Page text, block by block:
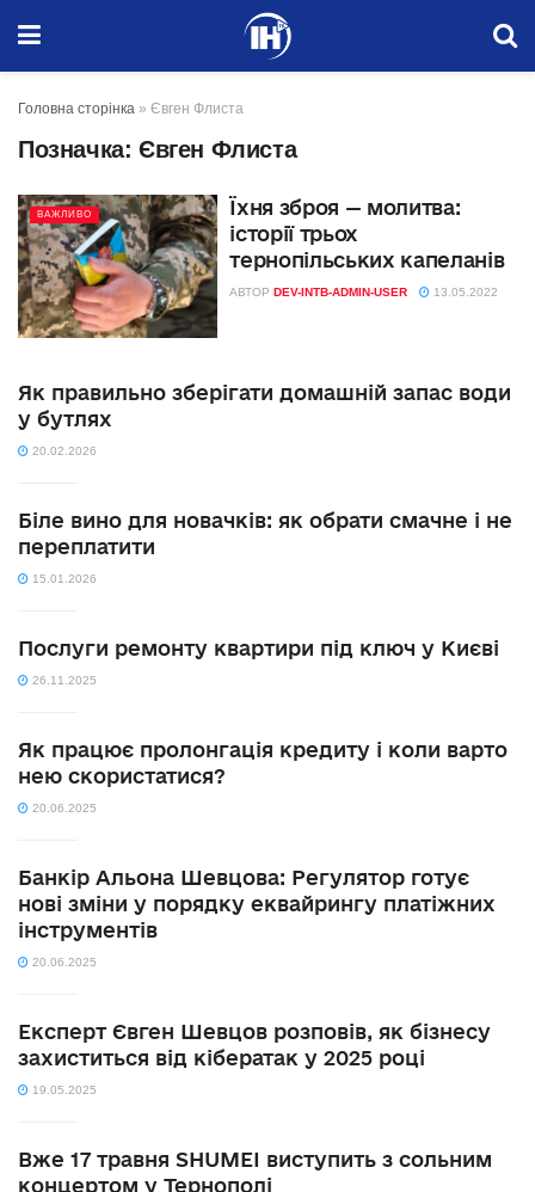
Головна сторінка » Євген Флиста
Позначка: Євген Флиста
ВАЖЛИВО
Їхня зброя — молитва:
історії трьох
тернопільських капеланів
АВТОР DEV-INTB-ADMIN-USER 13.05.2022
Як правильно зберігати домашній запас води
у бутлях
20.02.2026
Біле вино для новачків: як обрати смачне і не
переплатити
15.01.2026
Послуги ремонту квартири під ключ у Києві
26.11.2025
Як працює пролонгація кредиту і коли варто
нею скористатися?
20.06.2025
Банкір Альона Шевцова: Регулятор готує
нові зміни у порядку еквайрингу платіжних
інструментів
20.06.2025
Експерт Євген Шевцов розповів, як бізнесу
захиститься від кібератак у 2025 році
19.05.2025
Вже 17 травня SHUMEI виступить з сольним
концертом у Тернополі